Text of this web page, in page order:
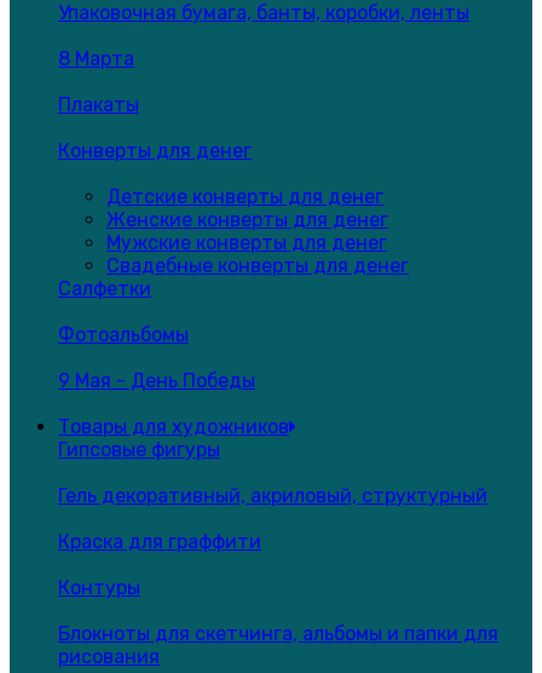
Упаковочная бумага, банты, коробки, ленты
8 Марта
Плакаты
Конверты для денег
Детские конверты для денег
Женские конверты для денег
Мужские конверты для денег
Свадебные конверты для денег
Салфетки
Фотоальбомы
9 Мая - День Победы
Товары для художников
Гипсовые фигуры
Гель декоративный, акриловый, структурный
Краска для граффити
Контуры
Блокноты для скетчинга, альбомы и папки для
рисования